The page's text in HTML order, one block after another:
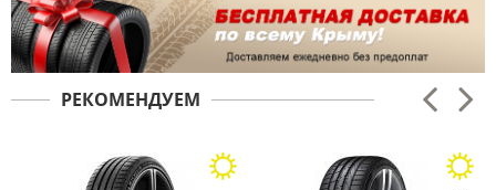
РЕКОМЕНДУЕМ